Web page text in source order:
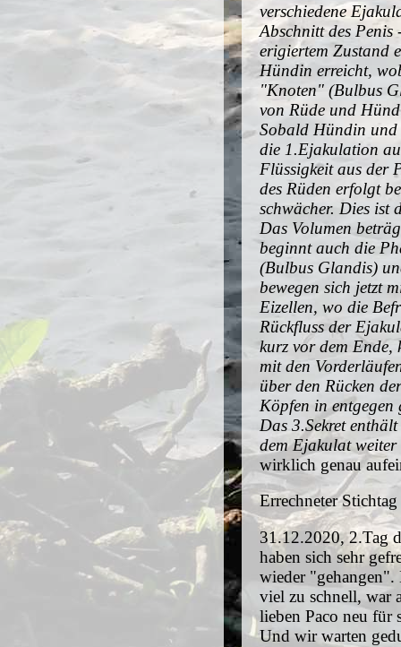
verschiedene
Abschnitt des
erigiertem Zustand
Hündin erreicht,
"Knoten" (Bulbus
von Rüde und
Sobald Hündin und
die 1.Ejakulation
Flüssigkeit aus der
des Rüden erfolgt
schwächer. Dies ist
Das Volumen
beginnt auch die
(Bulbus Glandis)
bewegen sich jetzt
Eizellen, wo die
Rückfluss der
kurz vor dem Ende,
mit den
über den Rücken
Köpfen in
Das 3.Sekret
dem Ejakulat
wirklich genau
Errechneter
31.12.2020, 2.Tag
haben sich sehr
wieder
viel zu schnell, war
lieben Paco neu für
Und wir warten